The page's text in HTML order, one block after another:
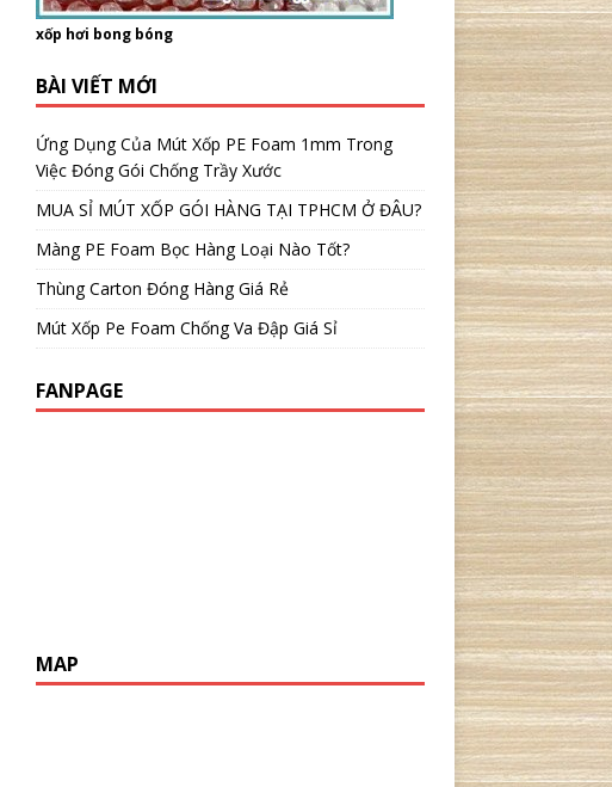
xốp hơi bong bóng
BÀI VIẾT MỚI
Ứng Dụng Của Mút Xốp PE Foam 1mm Trong
Việc Đóng Gói Chống Trầy Xước
MUA SỈ MÚT XỐP GÓI HÀNG TẠI TPHCM Ở ĐÂU?
Màng PE Foam Bọc Hàng Loại Nào Tốt?
Thùng Carton Đóng Hàng Giá Rẻ
Mút Xốp Pe Foam Chống Va Đập Giá Sỉ
FANPAGE
MAP